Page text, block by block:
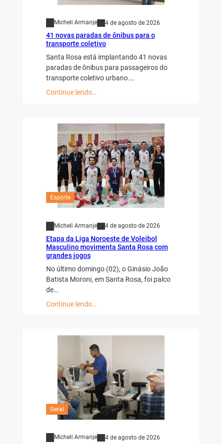
Micheli Armanje 4 de agosto de 2026
41 novas paradas de ônibus para o
transporte coletivo
Santa Rosa está implantando 41 novas
paradas de ônibus para passageiros do
transporte coletivo urbano.…
Continue lendo…
Esporte
Micheli Armanje 4 de agosto de 2026
Etapa da Liga Noroeste de Voleibol
Masculino movimenta Santa Rosa com
grandes jogos
No último domingo (02), o Ginásio João
Batista Moroni, em Santa Rosa, foi palco
de…
Continue lendo…
Geral
Micheli Armanje 4 de agosto de 2026